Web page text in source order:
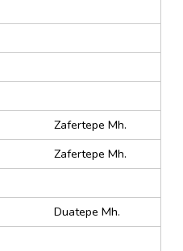
Zafertepe Mh.
Zafertepe Mh.
Duatepe Mh.